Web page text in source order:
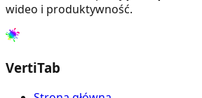
wideo i produktywność.
VertiTab